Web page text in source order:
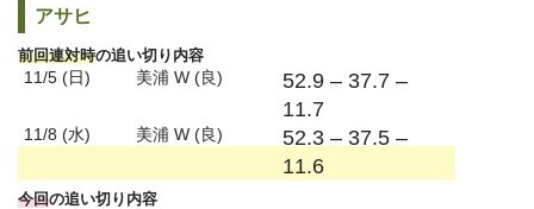
アサヒ
前回連対時の追い切り内容
11/5 (日) 美浦 W (良)
52.9 – 37.7 –
11.7
11/8 (水) 美浦 W (良)
52.3 – 37.5 –
11.6
今回の追い切り内容